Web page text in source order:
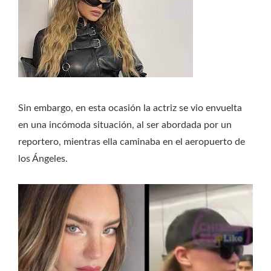
Sin embargo, en esta ocasión la actriz se vio envuelta
en una incómoda situación, al ser abordada por un
reportero, mientras ella caminaba en el aeropuerto de
los Ángeles.